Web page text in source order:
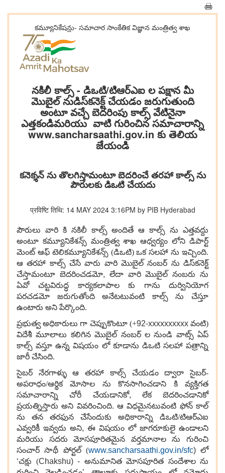
కమ్యూనికేషన్లు- సమాచార సాంకేతిక విజ్ఞాన మంత్రిత్వ శాఖ
నకిలీ కాల్స్ - డిఒటి/టిఆర్ఎఐ ల పక్షాన మీ
మొబైల్ నుడిస్‌కనెక్ట్ చేయడం జరుగుతుంది
అంటూ వచ్చే బెదరింపు కాల్స్ వేటినైనా
ఎత్తకండిమరియు వాటి గురించిన సమాచారాన్ని
www.sancharsaathi.gov.in కు తెలియ
జేయండి
కనెక్శన్ ను తొలగిస్తామంటూ బెదరించే తరహా కాల్స్ ను
పౌరులకు డిఒటి చేయదు
प्रविष्टि तिथि: 14 MAY 2024 3:16PM by PIB Hyderabad
పౌరులు వారి కి నకిలీ కాల్స్ అందితే ఆ కాల్స్ ను ఎత్తవద్దు
అంటూ కమ్యూనికేశన్స్ మంత్రిత్వ శాఖ ఆధ్వర్యం లోని డిపార్ట్‌
మెంట్ ఆఫ్ టెలికమ్యూనికేశన్స్ (డిఒటి) ఒక సలహా ను ఇచ్చింది.
ఆ తరహా కాల్స్ చేసే వారు వారి మొబైల్ నంబర్ ను డిస్‌కనెక్ట్
చేస్తామంటూ బెదరించడమో, లేదా వారి మొబైల్ నంబరు ను
ఏవో చట్టవిరుద్ధ కార్యకలాపాల కు గాను దుర్వినియోగ
పరచడమో జరుగుతోంది అనేటటువంటి కాల్స్ ను చేస్తూ
ఉంటారు అని పేర్కొంది.
ప్రభుత్వ అధికారులు గా చెప్పుకొంటూ (+92-xxxxxxxxxxవంటి)
విదేశీ మూలాలు కలిగిన మొబైల్ నంబర్ ల నుండి వాట్స్‌ ఏప్
కాల్స్ వస్తూ ఉన్న విషయం లో కూడాను డిఒటి సలహా పత్రాన్ని
జారీ చేసింది.
సైబర్ నేరగాళ్ళు ఆ తరహా కాల్స్ చేయడం ద్వారా సైబర్-
అపరాధం/ఆర్థిక మోసాల ను కొనసాగించడాని కి వ్యక్తిగత
సమాచారాన్ని చోరీ చేయడానికో, లేక బెదరించడానికో
ప్రయత్నిస్తారు అని వివరించింది. ఆ విధమైనటువంటి ఫోన్ కాల్
ను తన తరఫున చేసేందుకు అధికారాన్ని డిఒటి/టిఆర్ఎఐ
ఎవ్వరికీ ఇవ్వదు అని, ఈ విషయం లో జాగరూకులై ఉండాలని
మరియు సదరు మోసపూరితమైన వర్తమానాల ను గురించి
సంచార్ సాథీ పోర్టల్ (www.sancharsaathi.gov.in/sfc) లో
‘చక్షు (Chakshu) - అనుమానిత మోసపూరిత సందేశాల ను